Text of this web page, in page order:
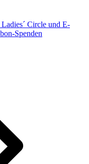
Circle und E-
Spenden